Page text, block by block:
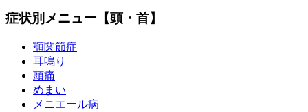
症状別メニュー【頭・首】
顎関節症
耳鳴り
頭痛
めまい
メニエール病